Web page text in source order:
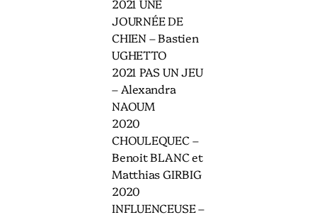
2021 UNE
JOURNÉE DE
CHIEN – Bastien
UGHETTO
2021 PAS UN JEU
– Alexandra
NAOUM
2020
CHOULEQUEC –
Benoit BLANC et
Matthias GIRBIG
2020
INFLUENCEUSE –